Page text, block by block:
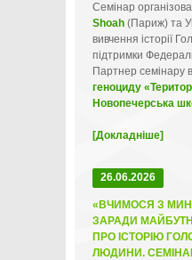
Семінар
Shoah (Париж) та
вивчення історії
підтримки
Партнер семінару
геноциду
Новопечерська
[Докладніше]
26.06.2026
«ВЧИМОСЯ З
ЗАРАДИ
ПРО ІСТОРІЮ
ЛЮДИНИ. СЕМІНАР